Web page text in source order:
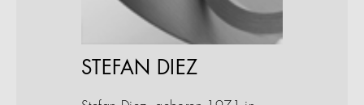
STEFAN DIEZ